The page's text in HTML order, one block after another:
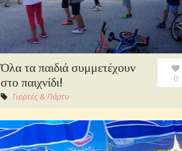
Όλα τα παιδιά συμμετέχουν
στο παιχνίδι!
Γιορτές & Πάρτυ
0